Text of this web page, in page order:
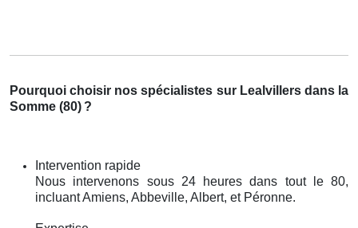
Pourquoi choisir nos spécialistes sur Lealvillers dans la
Somme (80) ?
Intervention rapide
Nous intervenons sous 24 heures dans tout le 80,
incluant Amiens, Abbeville, Albert, et Péronne.